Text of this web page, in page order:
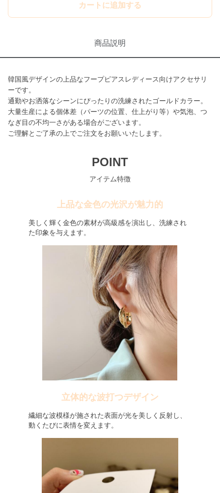
カートに追加する
商品説明
韓国風デザインの上品なフープピアスレディース向けアクセサリ
ーです。
通勤やお洒落なシーンにぴったりの洗練されたゴールドカラー。
大量生産による個体差（パーツの位置、仕上がり等）や気泡、つ
なぎ目の不均一さがある場合がございます。
ご理解とご了承の上でご注文をお願いいたします。
POINT
アイテム特徴
上品な金色の光沢が魅力的
美しく輝く金色の素材が高級感を演出し、洗練され
た印象を与えます。
立体的な波打つデザイン
繊細な波模様が施された表面が光を美しく反射し、
動くたびに表情を変えます。